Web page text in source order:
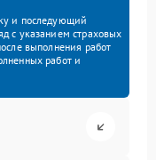
и последующий
с указанием страховых
выполнения работ
работ и